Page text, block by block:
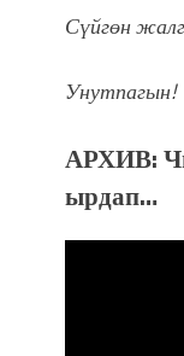
Сүйгөн
Унутпагын!
АРХИВ:
ырдап…